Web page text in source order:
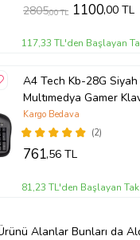
2805,00 TL 1100,00 TL
117,33 TL'den Başlayan
A4 Tech Kb-28G Siyah
Multımedya Gamer
(2)
Kargo Bedava
761,56 TL
81,23 TL'den Başlayan
Alanlar Bunları da